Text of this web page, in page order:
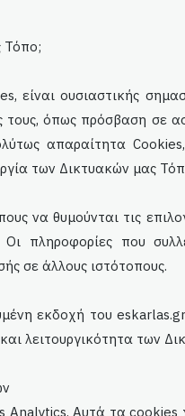
Τόπο;
ουσιαστικής
τους, όπως πρόσβαση
απαραίτητα
των Δικτυακών μας
να θυμούνται τις
Οι πληροφορίες που
σε άλλους ιστότοπους.
εκδοχή τουeskarlas
λειτουργικότητα των
Αυτά τα cookies